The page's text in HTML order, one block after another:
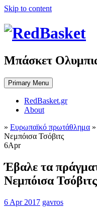
Skip to content
Μπάσκετ
Primary Menu
RedBasket.gr
About
» Ευρωπαϊκό πρωτάθλημα
Νεμπόισα Τσόβιτς
6Apr
Έβαλε τα
Νεμπόισα Τσόβιτς
6 Apr 2017 gavros